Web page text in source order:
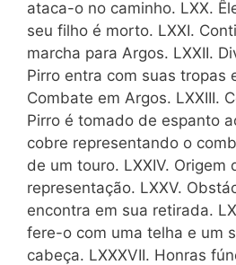
ataca-o no caminho. LXX.
seu filho é morto. LXXI.
marcha para Argos. LXXII.
Pirro entra com suas tropas
Combate em Argos. LXXIII.
Pirro é tomado de espanto
cobre representando o
de um touro. LXXIV. Origem
representação. LXXV.
encontra em sua retirada.
fere-o com uma telha e um
cabeça. LXXXVII. Honras